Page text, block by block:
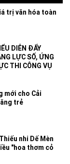
trị văn hóa toàn
DIỄN ĐẨY
LỰC SỐ, ỨNG
THI CÔNG VỤ
mới cho Cải
trẻ
nhi Dế Mèn
"hoa thơm cỏ